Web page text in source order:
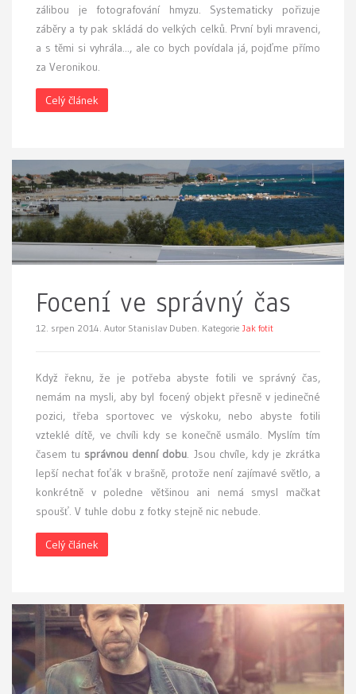
zálibou je fotografování hmyzu. Systematicky pořizuje
záběry a ty pak skládá do velkých celků. První byli mravenci,
a s těmi si vyhrála..., ale co bych povídala já, pojďme přímo
za Veronikou.
Celý článek
Focení ve správný čas
12. srpen 2014. Autor Stanislav Duben. Kategorie Jak fotit
Když řeknu, že je potřeba abyste fotili ve správný čas,
nemám na mysli, aby byl focený objekt přesně v jedinečné
pozici, třeba sportovec ve výskoku, nebo abyste fotili
vzteklé dítě, ve chvíli kdy se konečně usmálo. Myslím tím
časem tu správnou denní dobu. Jsou chvíle, kdy je zkrátka
lepší nechat foťák v brašně, protože není zajímavé světlo, a
konkrétně v poledne většinou ani nemá smysl mačkat
spoušť. V tuhle dobu z fotky stejně nic nebude.
Celý článek